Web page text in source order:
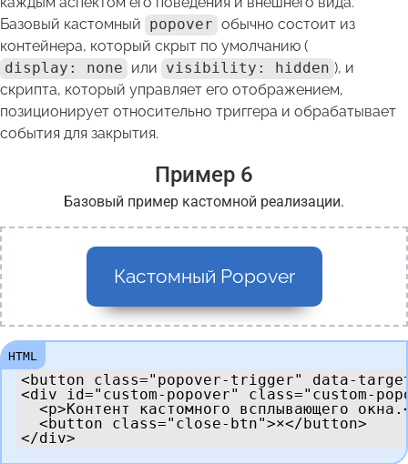
Базовый кастомный popover обычно состоит из
контейнера, который скрыт по умолчанию (
display: none или visibility: hidden ), и
скрипта, который управляет его отображением,
позиционирует относительно триггера и обрабатывает
события для закрытия.
Пример 6
Базовый пример кастомной реализации.
Кастомный Popover
<button class="popover-trigger" data-
<div id="custom-popover" class="custom-
<p>Контент кастомного всплывающего
  <button class="close-btn">×</button>
</div>